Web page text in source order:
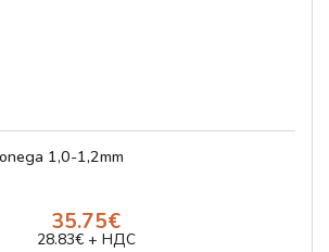
1,0-1,2mm
35.75€
28.83€ + НДС